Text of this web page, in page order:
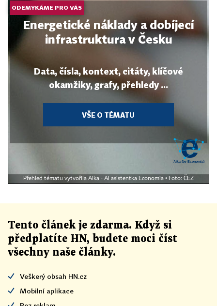
ODEMYKÁME PRO VÁS
Energetické náklady a dobíjecí
infrastruktura v Česku
Data, čísla, kontext, citáty, klíčové
okamžiky, grafy, přehledy ...
VŠE O TÉMATU
Přehled tématu vytvořila Aika - AI asistentka Economia • Foto: ČEZ
Tento článek je zdarma. Když si
předplatíte HN, budete moci číst
všechny naše články.
Veškerý obsah HN.cz
Mobilní aplikace